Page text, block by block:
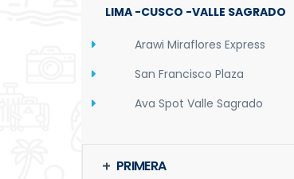
LIMA -CUSCO -VALLE SAGRADO
Arawi Miraflores Express
San Francisco Plaza
Ava Spot Valle Sagrado
PRIMERA